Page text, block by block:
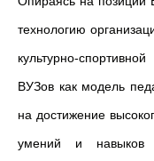
технологию
культурно-
ВУЗов как модель
на достижение
умений и навыков